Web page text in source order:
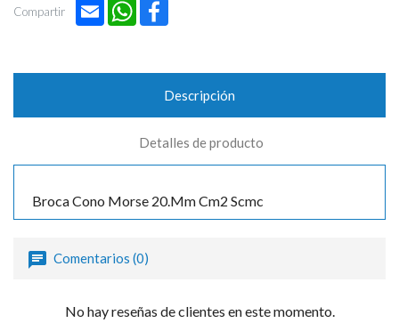
Compartir Email WhatsApp
Descripción
Detalles de producto
Broca Cono Morse 20.Mm Cm2 Scmc
Comentarios (0)
No hay reseñas de clientes en este momento.